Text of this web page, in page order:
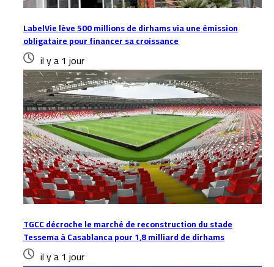
LabelVie lève 500 millions de dirhams via une émission
obligataire pour financer sa croissance
il y a 1 jour
TGCC décroche le marché de reconstruction du stade
Tessema à Casablanca pour 1,8 milliard de dirhams
il y a 1 jour